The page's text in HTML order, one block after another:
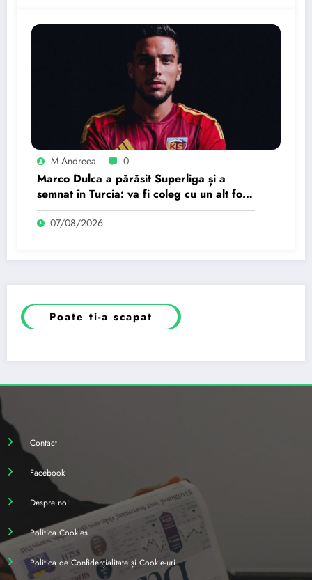
M Andreea 0
Marco Dulca a părăsit Superliga și a
semnat în Turcia: va fi coleg cu un alt fost
jucător de la Petrolul
07/08/2026
Poate ti-a scapat
Contact
Facebook
Despre noi
Politica Cookies
Politica de Confidențialitate și Cookie-uri